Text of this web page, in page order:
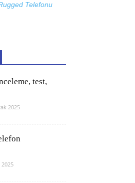
Telefonu
test,
2025
2025